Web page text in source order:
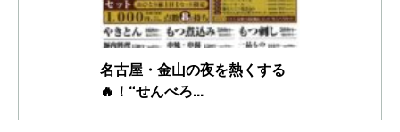
名古屋・金山の夜を熱くする
🔥！“せんべろ...